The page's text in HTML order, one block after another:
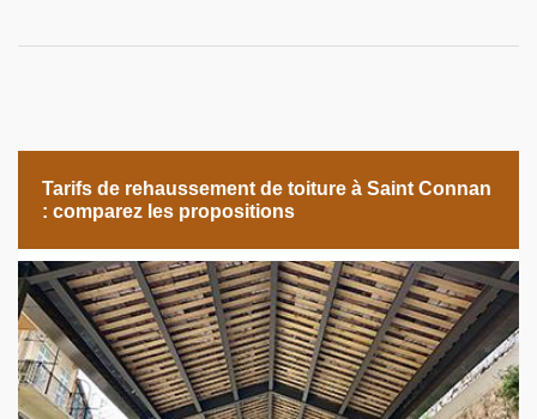
Tarifs de rehaussement de toiture à Saint Connan
: comparez les propositions